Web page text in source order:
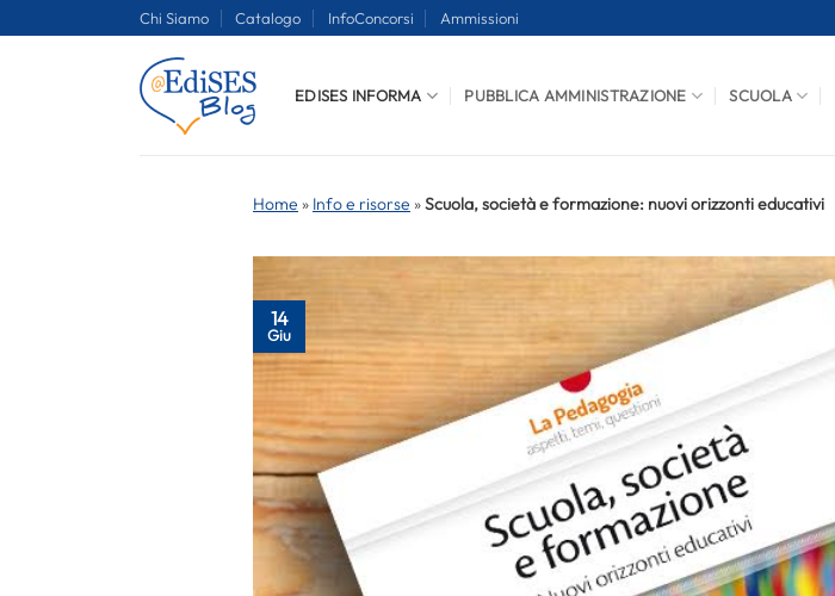
Chi Siamo Catalogo InfoConcorsi Ammissioni
EDISES INFORMA PUBBLICA AMMINISTRAZIONE SCUOLA
Home » Info e risorse »Scuola, società e formazione: nuovi orizzonti educativi
14
Giu